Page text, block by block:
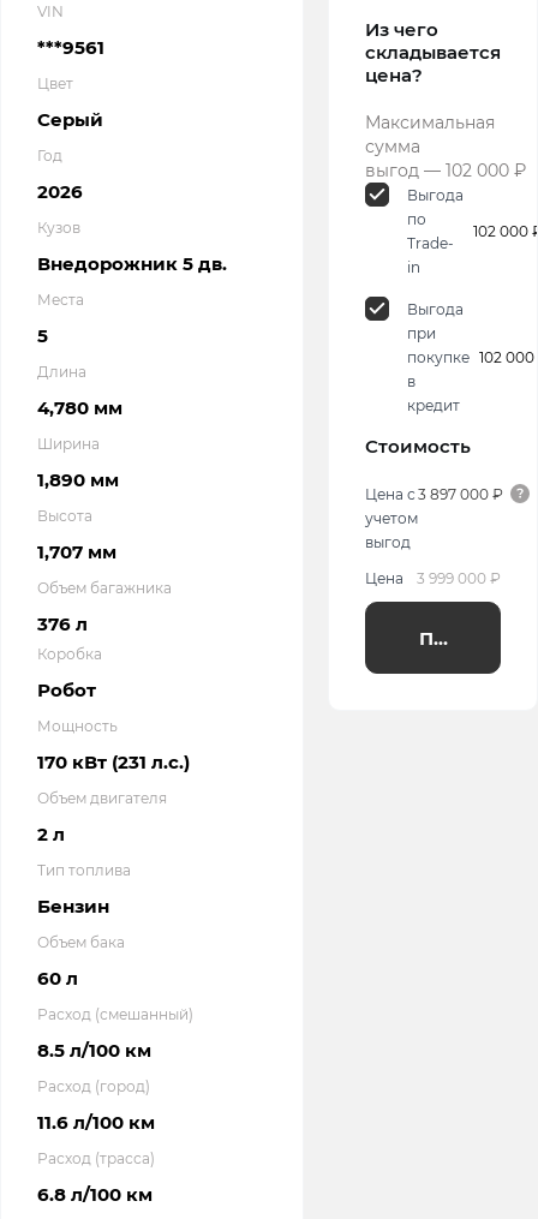
VIN
***9561
Цвет
Серый
Год
2026
Кузов
Внедорожник 5 дв.
Места
5
Длина
4,780 мм
Ширина
1,890 мм
Высота
1,707 мм
Объем багажника
376 л
Коробка
Робот
Мощность
170 кВт (231 л.с.)
Объем двигателя
2 л
Тип топлива
Бензин
Объем бака
60 л
Расход (смешанный)
8.5 л/100 км
Расход (город)
11.6 л/100 км
Расход (трасса)
6.8 л/100 км
Из чего
складывается
цена?
Максимальная
сумма
выгод — 102 000 ₽
Выгода
по
Trade-
in
102 000
Выгода
при
покупке
в
кредит
102
Стоимость
Цена с
учетом
выгод
3 897 000 ₽
Цена 3 999 000 ₽
Получить